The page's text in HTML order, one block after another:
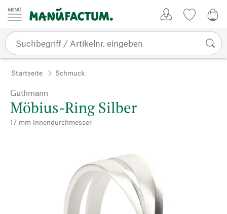
Zum Inhalt springen
Startseite Schmuck
Guthmann
Möbius-Ring Silber
17 mm Innendurchmesser